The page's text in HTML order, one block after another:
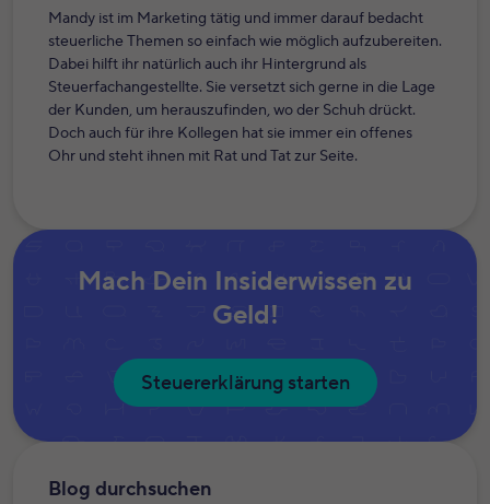
Mandy ist im Marketing tätig und immer darauf bedacht
steuerliche Themen so einfach wie möglich aufzubereiten.
Dabei hilft ihr natürlich auch ihr Hintergrund als
Steuerfachangestellte. Sie versetzt sich gerne in die Lage
der Kunden, um herauszufinden, wo der Schuh drückt.
Doch auch für ihre Kollegen hat sie immer ein offenes
Ohr und steht ihnen mit Rat und Tat zur Seite.
Mach Dein Insiderwissen zu
Geld!
Steuererklärung starten
Blog durchsuchen